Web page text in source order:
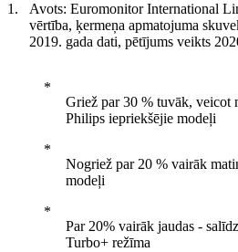
Avots: Euromonitor International
vērtība, ķermeņa apmatojuma
2019. gada dati, pētījums veikts
Griež par 30 % tuvāk, veicot
Philips iepriekšējie modeļi
Nogriež par 20 % vairāk
modeļi
Par 20% vairāk jaudas -
Turbo+ režīma